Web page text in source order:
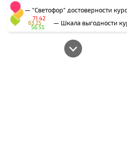
— "Светофор" достоверности
— Шкала выгодности
56.55
63.25
71.42